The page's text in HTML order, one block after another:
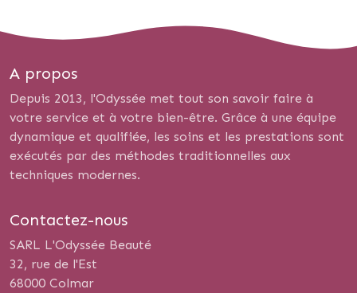
A propos
Depuis 2013, l'Odyssée met tout son savoir faire à
votre service et à votre bien-être. Grâce à une équipe
dynamique et qualifiée, les soins et les prestations sont
exécutés par des méthodes traditionnelles aux
techniques modernes.
Contactez-nous
SARL L'Odyssée Beauté
32, rue de l'Est
68000 Colmar